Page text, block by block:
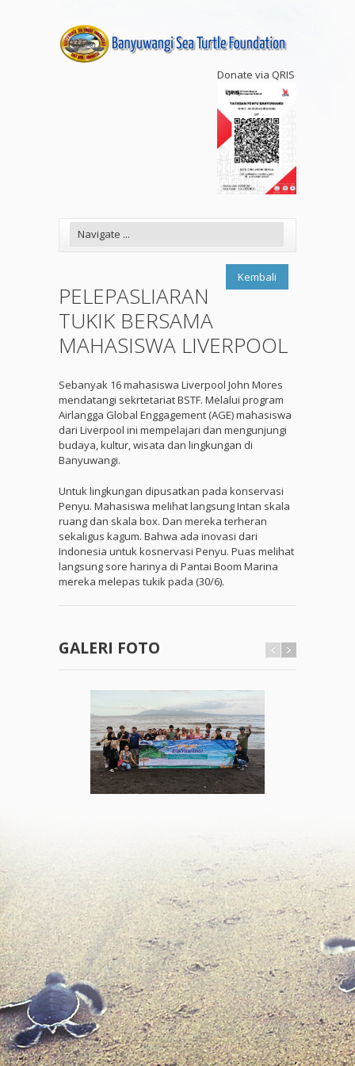
Donate via QRIS
Kembali
PELEPASLIARAN
TUKIK BERSAMA
MAHASISWA LIVERPOOL
Sebanyak 16 mahasiswa Liverpool John Mores
mendatangi sekrtetariat BSTF. Melalui program
Airlangga Global Enggagement (AGE) mahasiswa
dari Liverpool ini mempelajari dan mengunjungi
budaya, kultur, wisata dan lingkungan di
Banyuwangi.
Untuk lingkungan dipusatkan pada konservasi
Penyu. Mahasiswa melihat langsung Intan skala
ruang dan skala box. Dan mereka terheran
sekaligus kagum. Bahwa ada inovasi dari
Indonesia untuk kosnervasi Penyu. Puas melihat
langsung sore harinya di Pantai Boom Marina
mereka melepas tukik pada (30/6).
GALERI FOTO